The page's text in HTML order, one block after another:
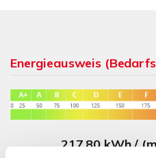
Energieausweis
217,80 kWh /